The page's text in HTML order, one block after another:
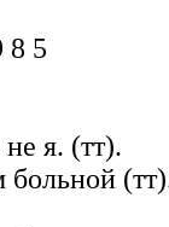
8 5
я. (тт).
больной